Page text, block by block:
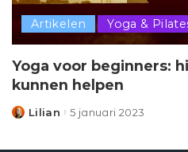
Artikelen Yoga &
Yoga voor beginners:
kunnen helpen
Posted
Lilian 5 januari 2023